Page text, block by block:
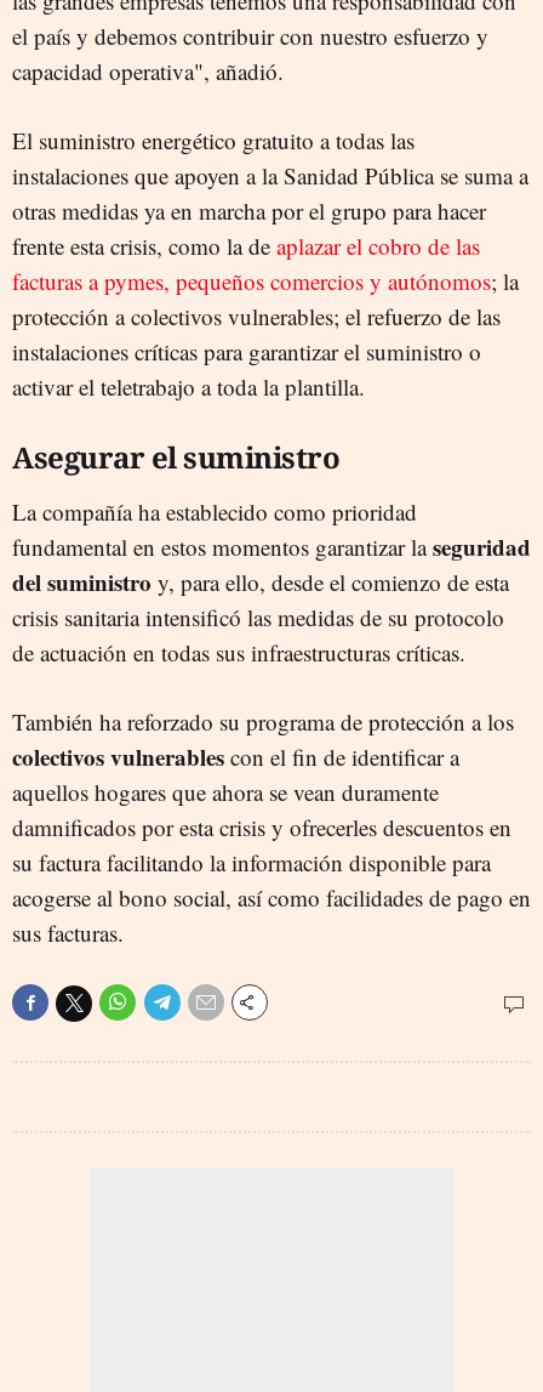
el país y debemos contribuir con nuestro esfuerzo y
capacidad operativa", añadió.
El suministro energético gratuito a todas las
instalaciones que apoyen a la Sanidad Pública se suma a
otras medidas ya en marcha por el grupo para hacer
frente esta crisis, como la de aplazar el cobro de las
facturas a pymes, pequeños comercios y autónomos; la
protección a colectivos vulnerables; el refuerzo de las
instalaciones críticas para garantizar el suministro o
activar el teletrabajo a toda la plantilla.
Asegurar el suministro
La compañía ha establecido como prioridad
fundamental en estos momentos garantizar laseguridad
del suministro y, para ello, desde el comienzo de esta
crisis sanitaria intensificó las medidas de su protocolo
de actuación en todas sus infraestructuras críticas.
También ha reforzado su programa de protección a los
colectivos vulnerables con el fin de identificar a
aquellos hogares que ahora se vean duramente
damnificados por esta crisis y ofrecerles descuentos en
su factura facilitando la información disponible para
acogerse al bono social, así como facilidades de pago en
sus facturas.